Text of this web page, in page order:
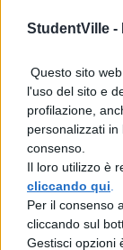
StudentVille -
Questo sito
l'uso del sito e
profilazione,
personalizzati
consenso.
Il loro utilizzo è
cliccando qui
Per il consenso
cliccando sul
Gestisci opzioni
lavoro
appalti